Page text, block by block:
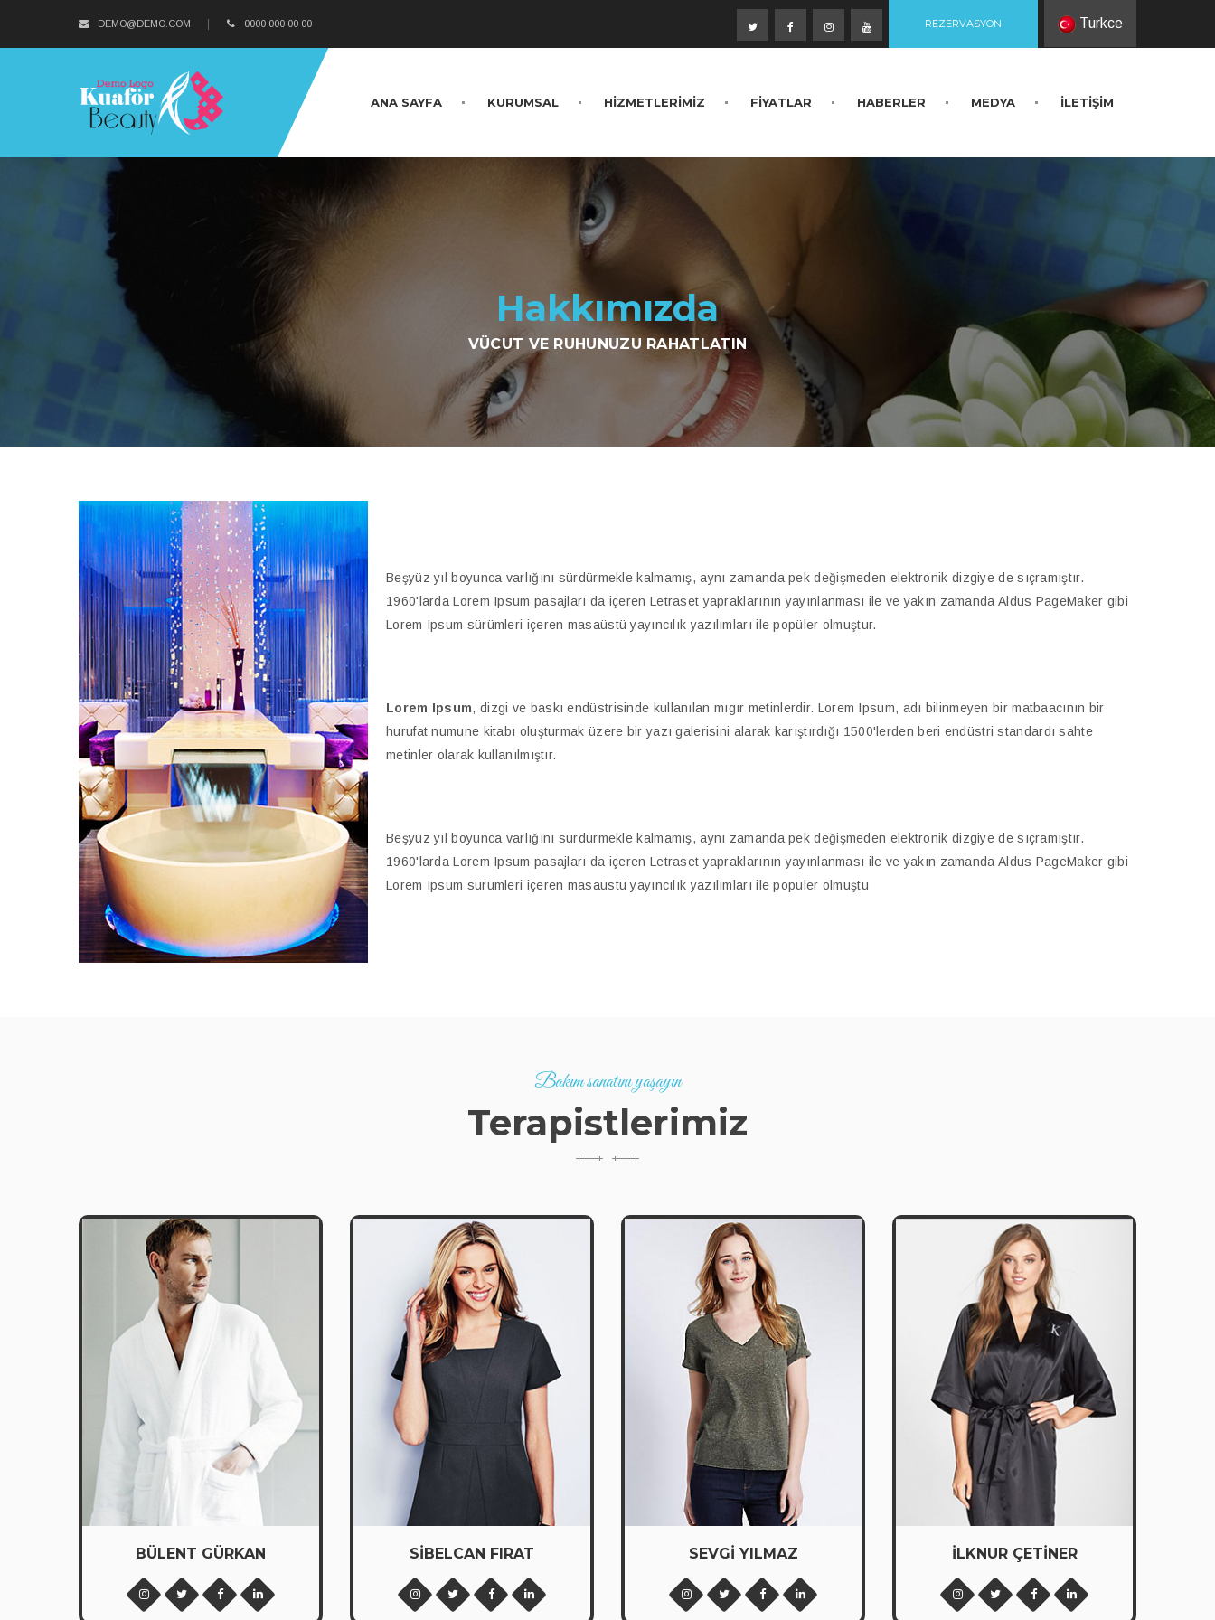
DEMO@DEMO.COM 0000 000 00 00 Turkce
REZERVASYON
ANA SAYFA KURUMSAL HİZMETLERİMİZ FİYATLAR HABERLER MEDYA İLETİŞİM
Hakkımızda
VÜCUT VE RUHUNUZU RAHATLATIN
Beşyüz yıl boyunca varlığını sürdürmekle kalmamış, aynı zamanda pek değişmeden elektronik dizgiye de sıçramıştır.
1960'larda Lorem Ipsum pasajları da içeren Letraset yapraklarının yayınlanması ile ve yakın zamanda Aldus PageMaker gibi
Lorem Ipsum sürümleri içeren masaüstü yayıncılık yazılımları ile popüler olmuştur.
Lorem Ipsum, dizgi ve baskı endüstrisinde kullanılan mıgır metinlerdir. Lorem Ipsum, adı bilinmeyen bir matbaacının bir
hurufat numune kitabı oluşturmak üzere bir yazı galerisini alarak karıştırdığı 1500'lerden beri endüstri standardı sahte
metinler olarak kullanılmıştır.
Beşyüz yıl boyunca varlığını sürdürmekle kalmamış, aynı zamanda pek değişmeden elektronik dizgiye de sıçramıştır.
1960'larda Lorem Ipsum pasajları da içeren Letraset yapraklarının yayınlanması ile ve yakın zamanda Aldus PageMaker gibi
Lorem Ipsum sürümleri içeren masaüstü yayıncılık yazılımları ile popüler olmuştu
Bakım sanatını yaşayın
Terapistlerimiz
BÜLENT GÜRKAN SİBELCAN FIRAT SEVGİ YILMAZ İLKNUR ÇETİNER